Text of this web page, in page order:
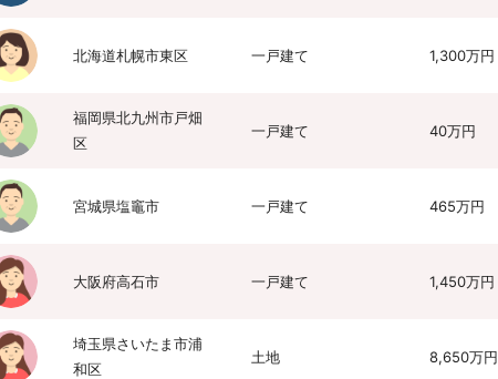
北海道札幌市東区 一戸建て 1,300万円
福岡県北九州市戸畑
区
一戸建て 40万円
宮城県塩竈市 一戸建て 465万円
大阪府高石市 一戸建て 1,450万円
埼玉県さいたま市浦
和区
土地 8,650万円